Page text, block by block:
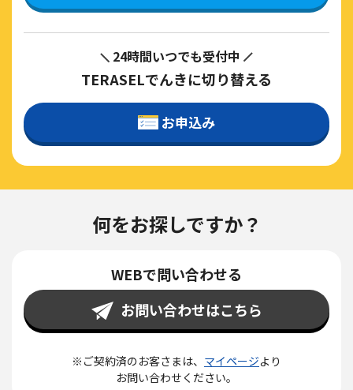
24時間いつでも受付中
TERASELでんきに切り替える
お申込み
何をお探しですか？
WEBで問い合わせる
お問い合わせはこちら
※ご契約済のお客さまは、 マイページより
お問い合わせください。